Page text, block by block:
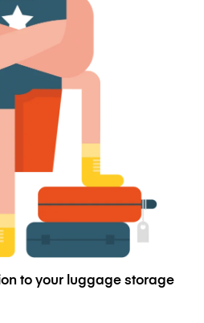
to your luggage storage